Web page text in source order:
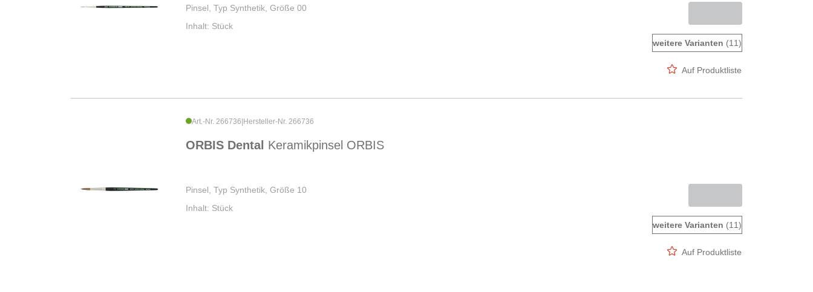
Pinsel, Typ Synthetik, Größe 00
Inhalt: Stück
weitere Varianten (11)
Auf Produktliste
Art.-Nr. 266736 Hersteller-Nr. 266736
ORBIS Dental Keramikpinsel ORBIS
Pinsel, Typ Synthetik, Größe 10
Inhalt: Stück
weitere Varianten (11)
Auf Produktliste